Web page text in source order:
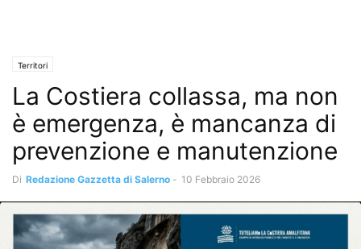
Territori
La Costiera collassa, ma non
è emergenza, è mancanza di
prevenzione e manutenzione
Di Redazione Gazzetta di Salerno - 10 Febbraio 2026